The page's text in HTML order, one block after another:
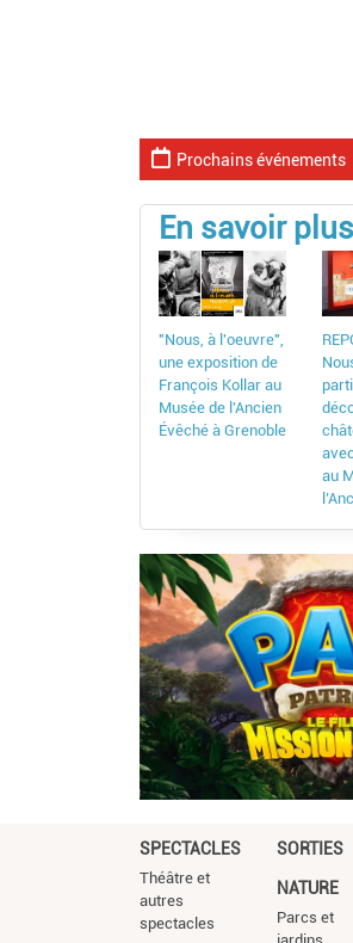
Prochains événements
En savoir plus
"Nous, à l'oeuvre",
une exposition de
François Kollar au
Musée de l'Ancien
Évêché à Grenoble
au
SPECTACLES
Théâtre et
autres
spectacles
SORTIES
NATURE
Parcs et